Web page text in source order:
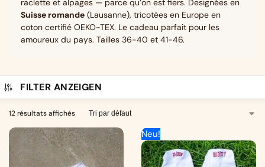
raclette et alpages — parce qu’on est fiers. Designées en
Suisse romande (Lausanne), tricotées en Europe en
coton certifié OEKO-TEX. Le cadeau parfait pour les
amoureux du pays. Tailles 36-40 et 41-46.
FILTER ANZEIGEN
12 résultats affichés
Neu!